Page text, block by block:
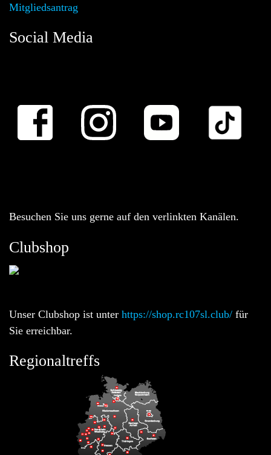
Mitgliedsantrag
Social Media
Besuchen Sie uns gerne auf den verlinkten Kanälen.
Clubshop
Unser Clubshop ist unter https://shop.rc107sl.club/ für
Sie erreichbar.
Regionaltreffs